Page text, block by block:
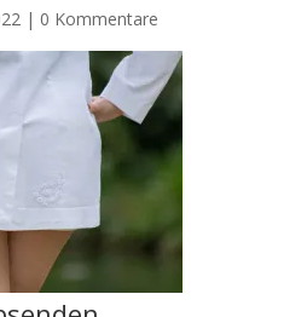
| 0 Kommentare